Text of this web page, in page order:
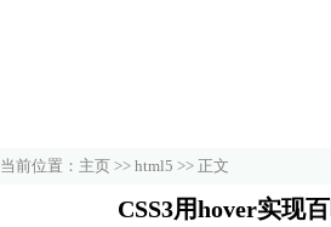
当前位置： 主页 >> html5 >> 正文
CSS3用hover实现